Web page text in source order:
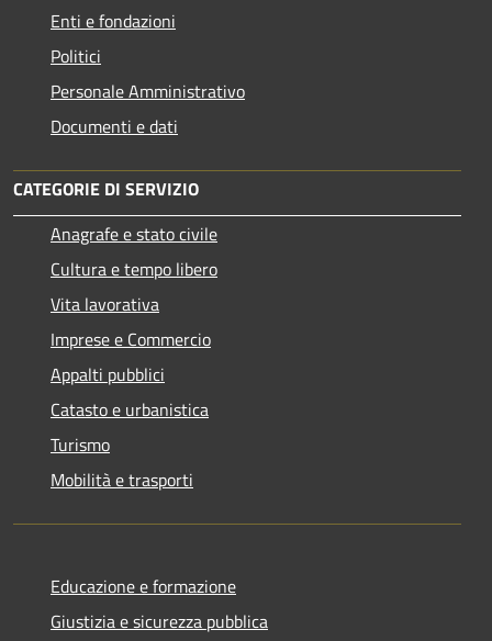
Enti e fondazioni
Politici
Personale Amministrativo
Documenti e dati
CATEGORIE DI SERVIZIO
Anagrafe e stato civile
Cultura e tempo libero
Vita lavorativa
Imprese e Commercio
Appalti pubblici
Catasto e urbanistica
Turismo
Mobilità e trasporti
Educazione e formazione
Giustizia e sicurezza pubblica